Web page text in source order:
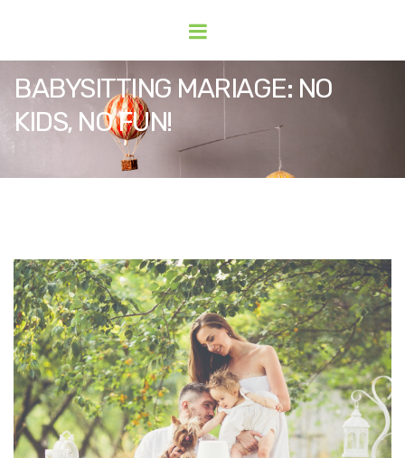
BABYSITTING MARIAGE: NO
KIDS, NO FUN!